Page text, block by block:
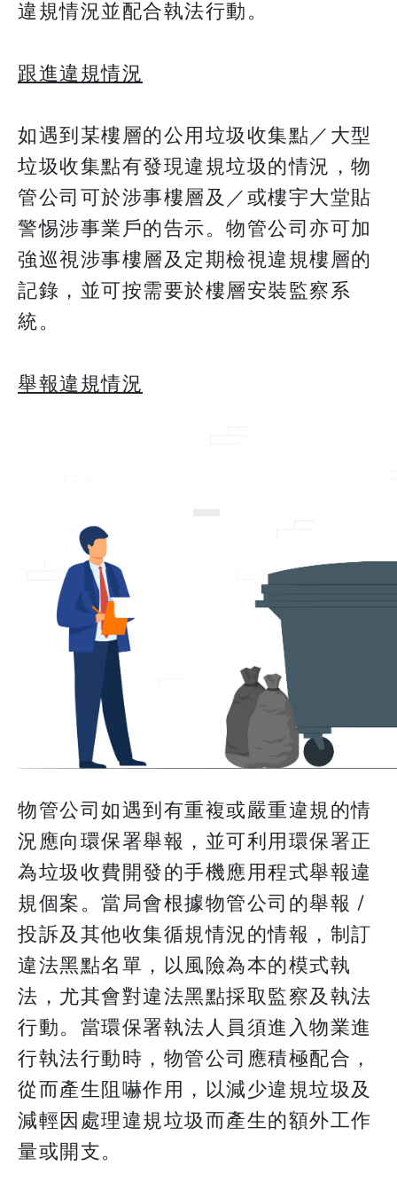
違規情況並配合執法行動。
跟進違規情況
如遇到某樓層的公用垃圾收集點／大型
垃圾收集點有發現違規垃圾的情況，物
管公司可於涉事樓層及／或樓宇大堂貼
警惕涉事業戶的告示。物管公司亦可加
強巡視涉事樓層及定期檢視違規樓層的
記錄，並可按需要於樓層安裝監察系
統。
舉報違規情況
物管公司如遇到有重複或嚴重違規的情
況應向環保署舉報，並可利用環保署正
為垃圾收費開發的手機應用程式舉報違
規個案。當局會根據物管公司的舉報 /
投訴及其他收集循規情況的情報，制訂
違法黑點名單，以風險為本的模式執
法，尤其會對違法黑點採取監察及執法
行動。當環保署執法人員須進入物業進
行執法行動時，物管公司應積極配合，
從而產生阻嚇作用，以減少違規垃圾及
減輕因處理違規垃圾而產生的額外工作
量或開支。